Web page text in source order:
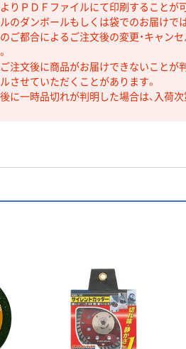
りＰＤＦファイルにて印刷することが
のダンボールもしくは袋でのお届けで
ご都合によるご注文後の変更・キャンセ
注文後に商品がお届けできないことが
させていただくことがあります。
に一時品切れが判明した場合は、入荷次